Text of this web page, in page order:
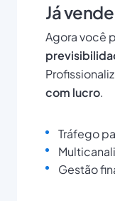
Já
Agora você
com lucro.
Tráfego
Gestão